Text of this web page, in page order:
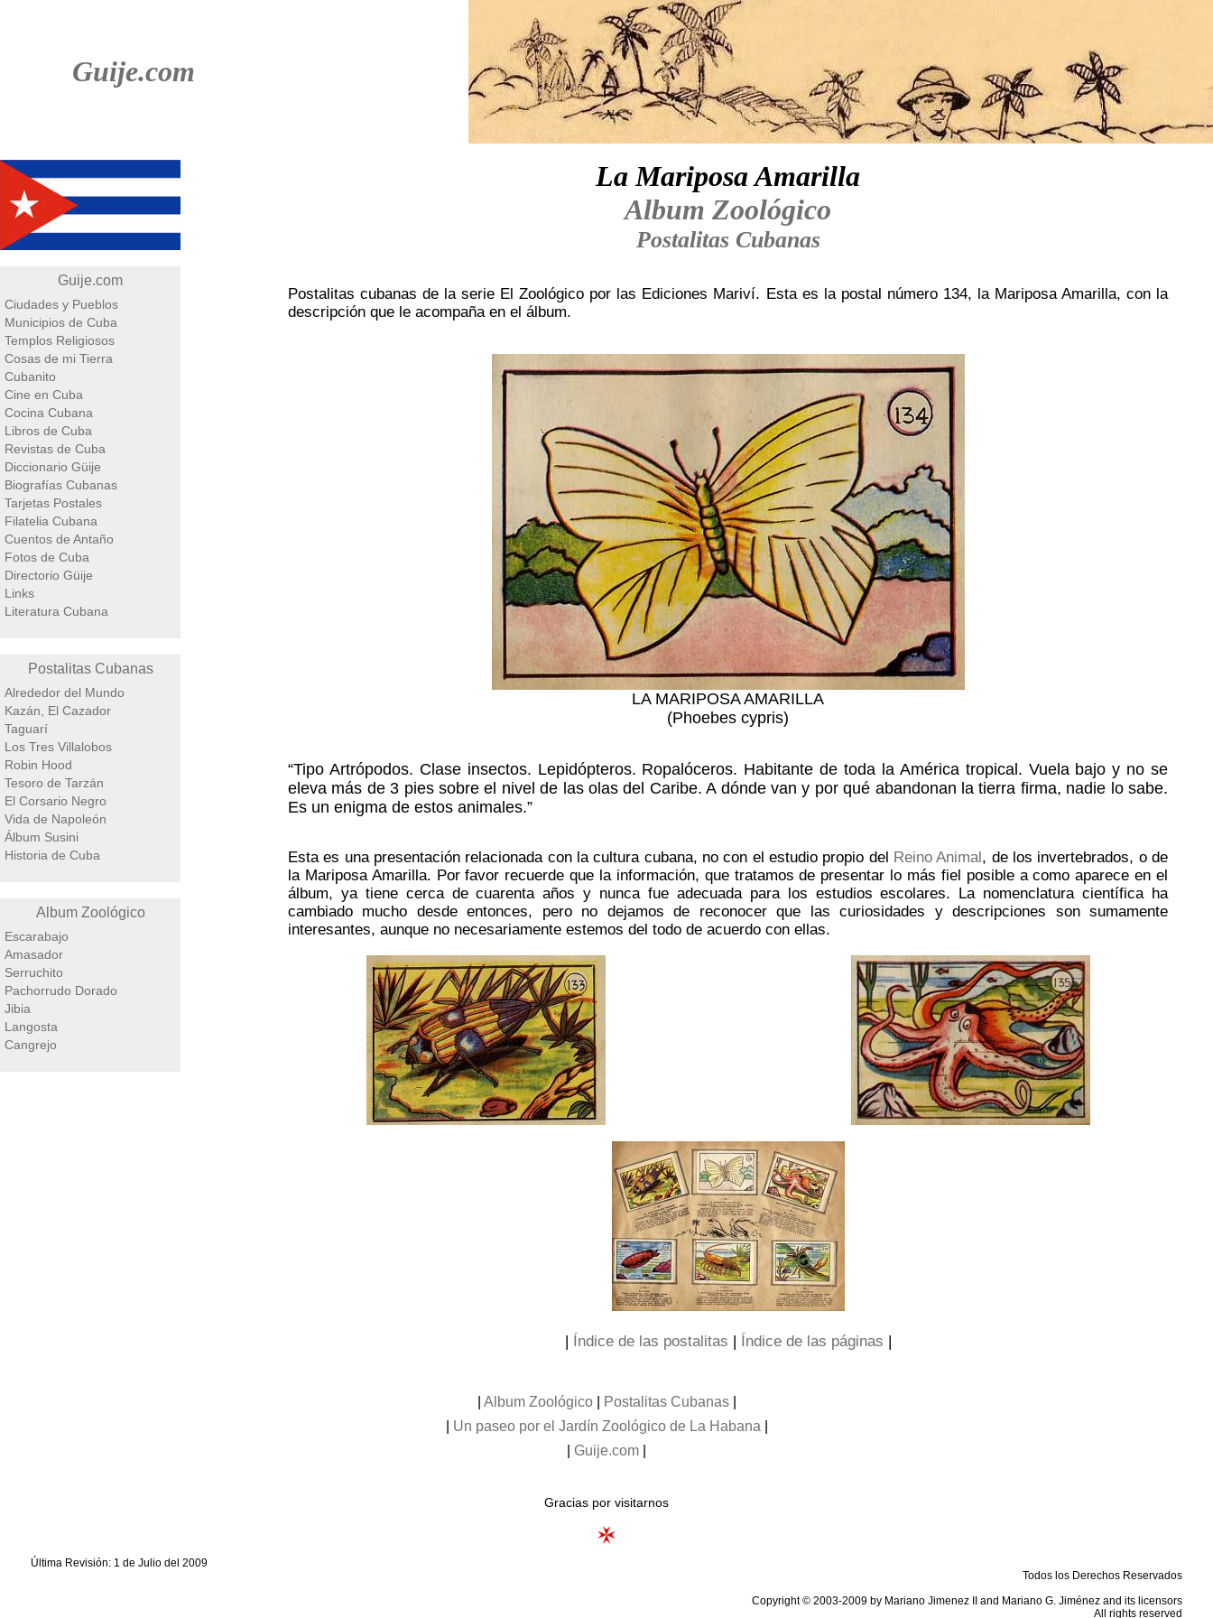
Guije.com
Guije.com
Ciudades y Pueblos
Municipios de Cuba
Templos Religiosos
Cosas de mi Tierra
Cubanito
Cine en Cuba
Cocina Cubana
Libros de Cuba
Revistas de Cuba
Diccionario Güije
Biografías Cubanas
Tarjetas Postales
Filatelia Cubana
Cuentos de Antaño
Fotos de Cuba
Directorio Güije
Links
Literatura Cubana
Postalitas Cubanas
Alrededor del Mundo
Kazán, El Cazador
Taguarí
Los Tres Villalobos
Robin Hood
Tesoro de Tarzán
El Corsario Negro
Vida de Napoleón
Álbum Susini
Historia de Cuba
Album Zoológico
Escarabajo
Amasador
Serruchito
Pachorrudo Dorado
Jibia
Langosta
Cangrejo
La Mariposa Amarilla
Album Zoológico
Postalitas Cubanas
Postalitas cubanas de la serie El Zoológico por las Ediciones Mariví. Esta es la postal número 134, la Mariposa Amarilla, con la
descripción que le acompaña en el álbum.
LA MARIPOSA AMARILLA
(Phoebes cypris)
“Tipo Artrópodos. Clase insectos. Lepidópteros. Ropalóceros. Habitante de toda la América tropical. Vuela bajo y no se
eleva más de 3 pies sobre el nivel de las olas del Caribe. A dónde van y por qué abandonan la tierra firma, nadie lo sabe.
Es un enigma de estos animales.”
Esta es una presentación relacionada con la cultura cubana, no con el estudio propio del Reino Animal, de los invertebrados, o de
la Mariposa Amarilla. Por favor recuerde que la información, que tratamos de presentar lo más fiel posible a como aparece en el
álbum, ya tiene cerca de cuarenta años y nunca fue adecuada para los estudios escolares. La nomenclatura científica ha
cambiado mucho desde entonces, pero no dejamos de reconocer que las curiosidades y descripciones son sumamente
interesantes, aunque no necesariamente estemos del todo de acuerdo con ellas.
| Índice de las postalitas | Índice de las páginas |
Album Zoológico| Postalitas Cubanas|
Un paseo por el Jardín Zoológico de La Habana
Guije.com
Gracias por visitarnos
Última Revisión: 1 de Julio del 2009
Todos los Derechos Reservados
Copyright © 2003-2009 by Mariano Jimenez II and Mariano G. Jiménez and its licensors
All rights reserved